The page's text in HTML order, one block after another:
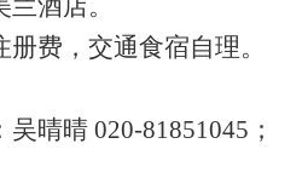
兰酒店。
册费 ， 交通食宿自理。
吴晴晴 020-81851045 ；